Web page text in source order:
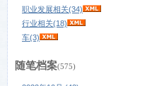
职业发展相关(34)
行业相关(18)
车(3)
随笔档案(575)